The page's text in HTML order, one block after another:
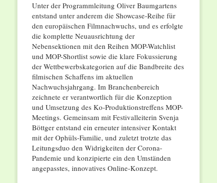
Unter der Programmleitung Oliver Baumgartens
entstand unter anderem die Showcase-Reihe für
den europäischen Filmnachwuchs, und es erfolgte
die komplette Neuausrichtung der
Nebensektionen mit den Reihen MOP-Watchlist
und MOP-Shortlist sowie die klare Fokussierung
der Wettbewerbskategorien auf die Bandbreite des
filmischen Schaffens im aktuellen
Nachwuchsjahrgang. Im Branchenbereich
zeichnete er verantwortlich für die Konzeption
und Umsetzung des Ko-Produktionstreffens MOP-
Meetings. Gemeinsam mit Festivalleiterin Svenja
Böttger entstand ein erneuter intensiver Kontakt
mit der Ophüls-Familie, und zuletzt trotzte das
Leitungsduo den Widrigkeiten der Corona-
Pandemie und konzipierte ein den Umständen
angepasstes, innovatives Online-Konzept.